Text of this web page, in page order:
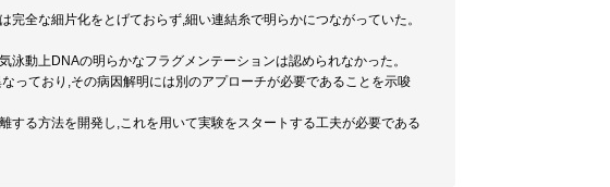
全な細片化をとげておらず,細い連結糸で明らかにつながっていた。
動上DNAの明らかなフラグメンテーションは認められなかった。
っており,その病因解明には別のアプローチが必要であることを示唆
る方法を開発し,これを用いて実験をスタートする工夫が必要である